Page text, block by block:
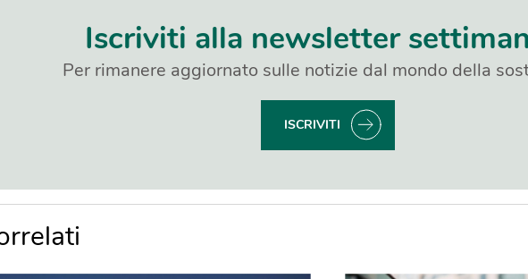
Iscriviti alla newsletter
Per rimanere aggiornato sulle notizie dal mondo della
ISCRIVITI